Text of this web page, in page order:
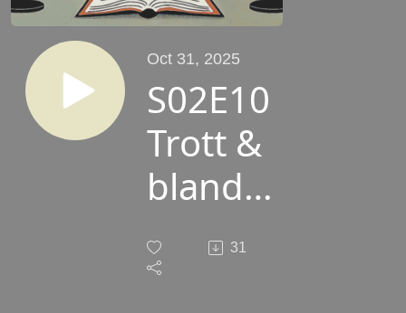
Oct 31, 2025
S02E10
Trott &
blandat
- Vi
landar
31